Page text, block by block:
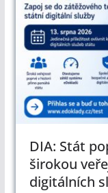
DIA: Stát
širokou
digitálních